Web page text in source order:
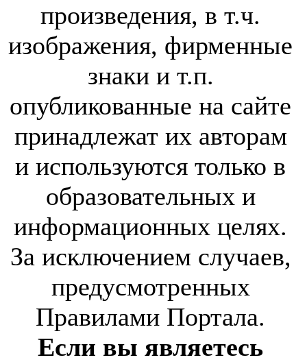
произведения, в т.ч.
изображения, фирменные
знаки и т.п.
опубликованные на сайте
принадлежат их авторам
и используются только в
образовательных и
информационных целях.
За исключением случаев,
предусмотренных
Правилами Портала.
Если вы являетесь